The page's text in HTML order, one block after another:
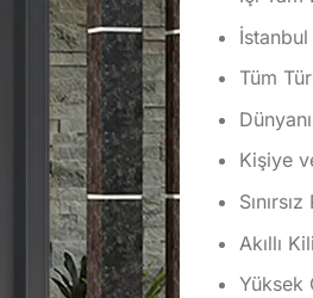
Tüm
Kişiye
Akıllı
Yüksek